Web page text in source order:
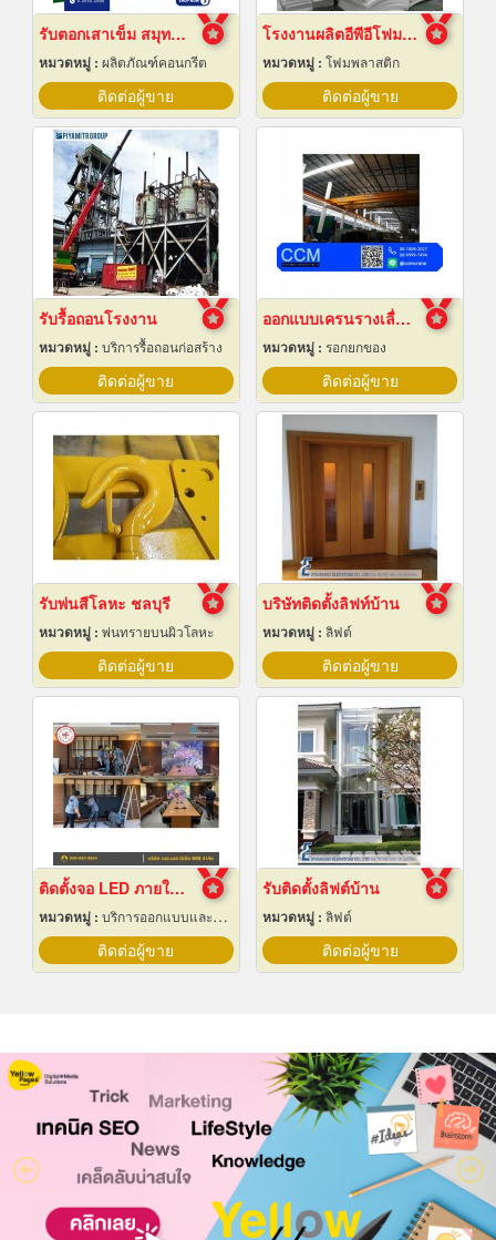
รับตอกเสาเข็ม สมุทรปราการ ราคาถูก
หมวดหมู่ : ผลิตภัณฑ์คอนกรีต
ติดต่อผู้ขาย
โรงงานผลิตอีพีอีโฟมชลบุรี
หมวดหมู่ : โฟมพลาสติก
ติดต่อผู้ขาย
รับรื้อถอนโรงงาน
หมวดหมู่ : บริการรื้อถอนก่อสร้าง
ติดต่อผู้ขาย
ออกแบบเครนรางเลื่อนไฟฟ้า
หมวดหมู่ : รอกยกของ
ติดต่อผู้ขาย
รับพ่นสีโลหะ ชลบุรี
หมวดหมู่ : พ่นทรายบนผิวโลหะ
ติดต่อผู้ขาย
บริษัทติดตั้งลิฟท์บ้าน
หมวดหมู่ : ลิฟต์
ติดต่อผู้ขาย
ติดตั้งจอ LED ภายในหอประชุม
หมวดหมู่ : บริการออกแบบและจัดทำป้ายโฆษณา 24 ชม.
ติดต่อผู้ขาย
รับติดตั้งลิฟต์บ้าน
หมวดหมู่ : ลิฟต์
ติดต่อผู้ขาย